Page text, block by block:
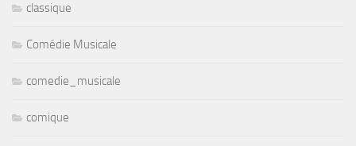
classique
Comédie Musicale
comedie_musicale
comique